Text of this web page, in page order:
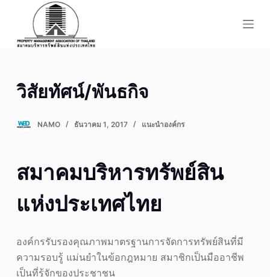
o
o
วิสัยทัศน์/พันธกิจ
NAMO ธันวาคม 1, 2017 แนะนำองค์กร
สมาคมบริหารทรัพย์สิน
แห่งประเทศไทย
องค์กรรับรองคุณภาพมาตรฐานการจัดการทรัพย์สินที่มี
ความรอบรู้ แม่นยำในข้อกฎหมาย สมาชิกเป็นมืออาชีพ
เป็นที่รู้จักของประชาชน